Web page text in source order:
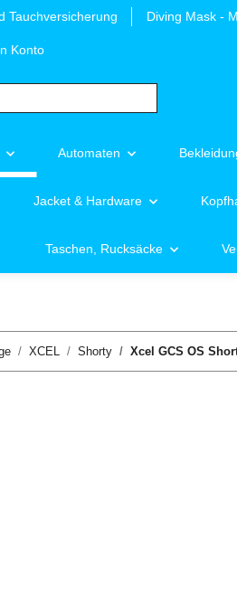
Tauchversicherung Diving Mask -
Konto
Automaten
Jacket & Hardware
Taschen, Rucksäcke
XCEL Shorty Xcel GCS OS